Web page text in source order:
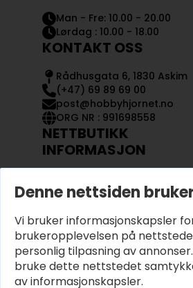
Man - Fre: 10.00 - 20.00
Lørdag : 10.00 - 18.00
KONTAKT OSS
Rådhusgata 6, 1830 Askim
(+47) 69 89 69 00
post@hobbyhjornet.no
ORG NR : 991698558
NETTBUTIKK
INFORMASJON
OM OSS
KJØPSVILKÅR OG
PERSONVERN
Denne nettsiden
Vi bruker informasjonskapsler
brukeropplevelsen på
personlig tilpasning av
bruke dette nettstedet
av informasjonskapsler.